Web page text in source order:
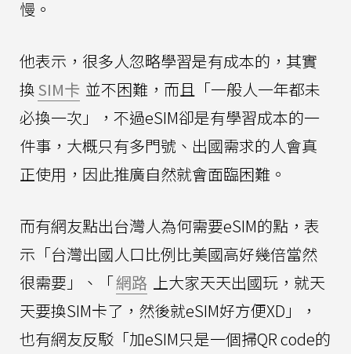
慢。
他表示，很多人忽略學習是有成本的，其實
換SIM卡 並不困難，而且「一般人一年都未
必換一次」，不過eSIM卻是有學習成本的一
件事，大概只有多門號、出國需求的人會真
正使用，因此推廣自然就會面臨困難。
而有網友點出台灣人為何需要eSIM的點，表
示「台灣出國人口比例比美國高好幾倍當然
很需要」、「網路 上大家天天出國玩，就天
天要換SIM卡了，然後就eSIM好方便XD」，
也有網友反駁「加eSIM只是一個掃QR code的